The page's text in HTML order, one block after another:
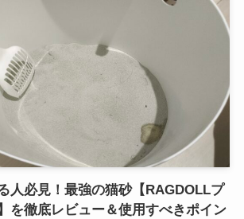
人必見！最強の猫砂【RAGDOLLプ
を徹底レビュー＆使用すべきポイン